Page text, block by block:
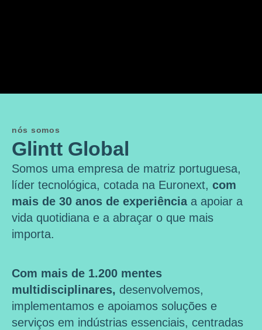
nós somos
Glintt Global
Somos uma empresa de matriz portuguesa,
líder tecnológica, cotada na Euronext, com
mais de 30 anos de experiênciaa apoiar a
vida quotidiana e a abraçar o que mais
importa.
Com mais de 1.200 mentes
multidisciplinares, desenvolvemos,
implementamos e apoiamos soluções e
serviços em indústrias essenciais, centradas